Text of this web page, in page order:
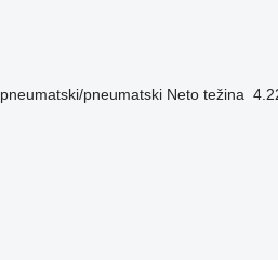
pneumatski/pneumatski Neto težina